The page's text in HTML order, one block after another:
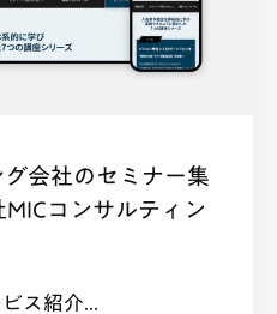
会社のセミナー集
コンサルティン
ス紹介...